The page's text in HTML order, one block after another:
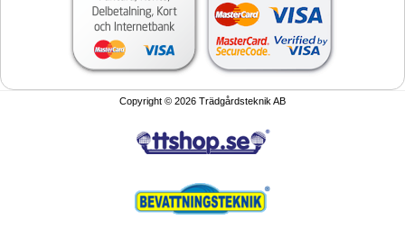
Copyright © 2026 Trädgårdsteknik AB